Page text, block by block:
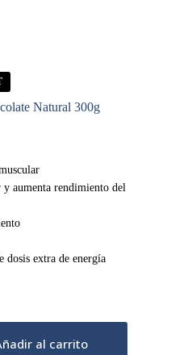
Natural 300g
aumenta rendimiento del
dosis extra de energía
al carrito